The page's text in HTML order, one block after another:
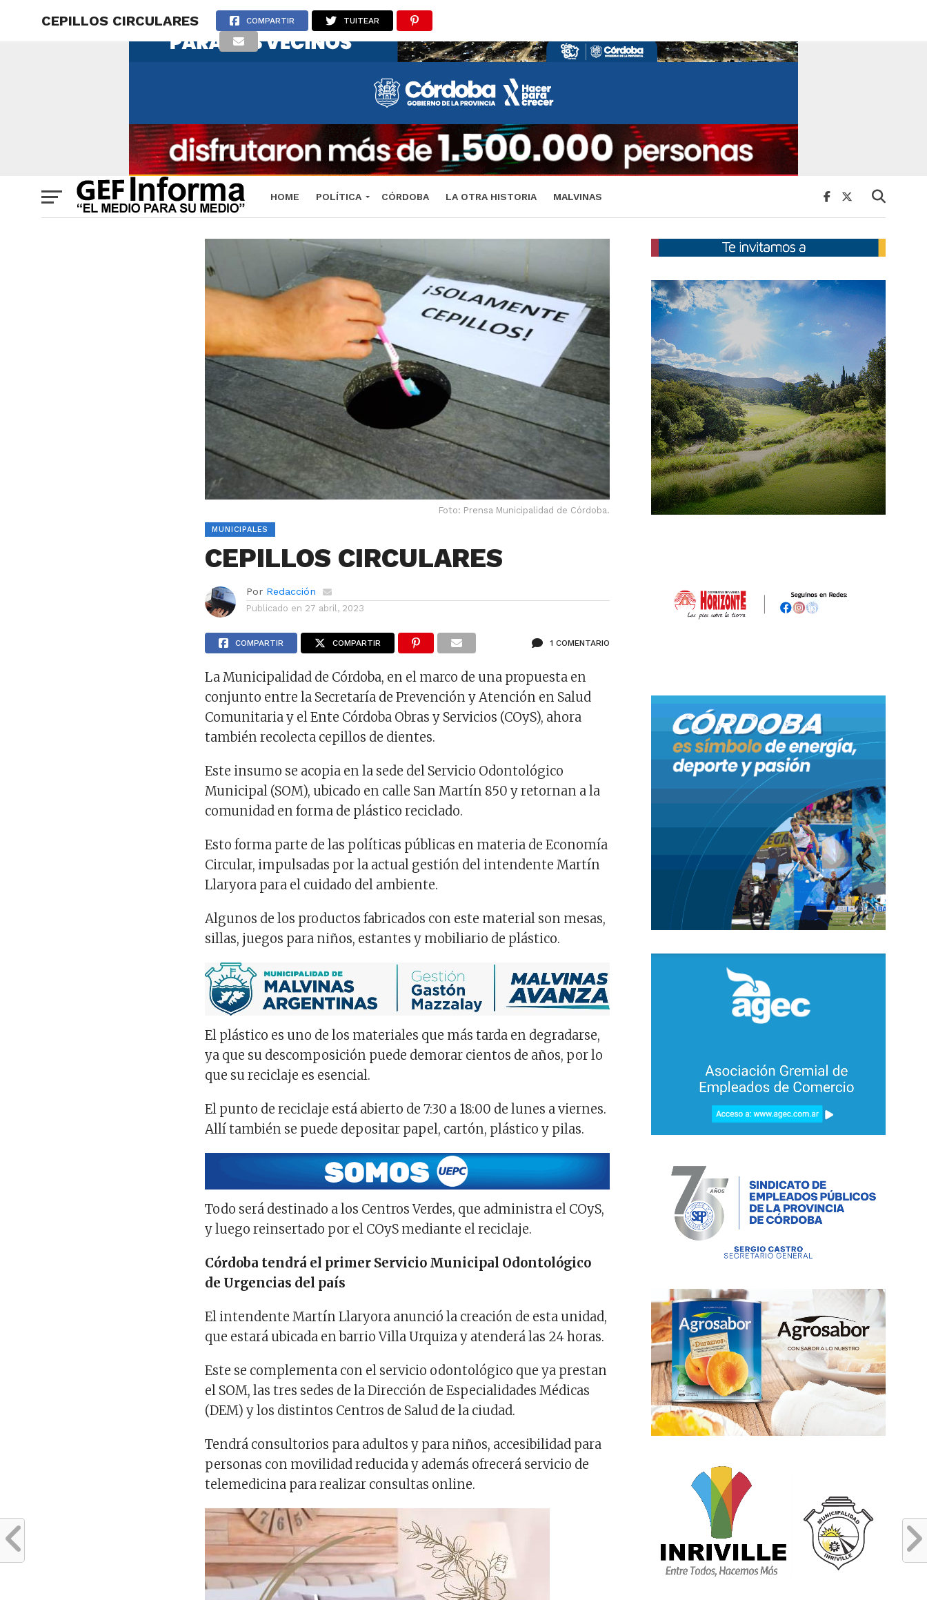
HOME POLÍTICA CÓRDOBA LA OTRA HISTORIA MALVINAS
CEPILLOS CIRCULARES COMPARTIR TUITEAR
Foto: Prensa Municipalidad de Córdoba.
MUNICIPALES
CEPILLOS CIRCULARES
Por Redacción
Publicado en 27 abril, 2023
COMPARTIR COMPARTIR 1 COMENTARIO
La Municipalidad de Córdoba, en el marco de una propuesta en
conjunto entre la Secretaría de Prevención y Atención en Salud
Comunitaria y el Ente Córdoba Obras y Servicios (COyS), ahora
también recolecta cepillos de dientes.
Este insumo se acopia en la sede del Servicio Odontológico
Municipal (SOM), ubicado en calle San Martín 850 y retornan a la
comunidad en forma de plástico reciclado.
Esto forma parte de las políticas públicas en materia de Economía
Circular, impulsadas por la actual gestión del intendente Martín
Llaryora para el cuidado del ambiente.
Algunos de los productos fabricados con este material son mesas,
sillas, juegos para niños, estantes y mobiliario de plástico.
El plástico es uno de los materiales que más tarda en degradarse,
ya que su descomposición puede demorar cientos de años, por lo
que su reciclaje es esencial.
El punto de reciclaje está abierto de 7:30 a 18:00 de lunes a viernes.
Allí también se puede depositar papel, cartón, plástico y pilas.
Todo será destinado a los Centros Verdes, que administra el COyS,
y luego reinsertado por el COyS mediante el reciclaje.
Córdoba tendrá el primer Servicio Municipal Odontológico
de Urgencias del país
El intendente Martín Llaryora anunció la creación de esta unidad,
que estará ubicada en barrio Villa Urquiza y atenderá las 24 horas.
Este se complementa con el servicio odontológico que ya prestan
el SOM, las tres sedes de la Dirección de Especialidades Médicas
(DEM) y los distintos Centros de Salud de la ciudad.
Tendrá consultorios para adultos y para niños, accesibilidad para
personas con movilidad reducida y además ofrecerá servicio de
telemedicina para realizar consultas online.